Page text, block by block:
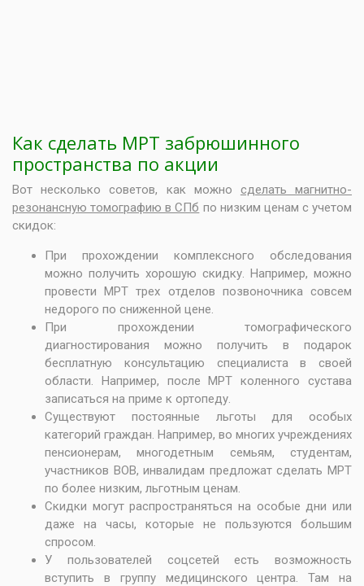
Как сделать МРТ забрюшинного
пространства по акции
Вот несколько советов, как можно сделать магнитно-
резонансную томографию в СПб по низким ценам с учетом
скидок:
При прохождении комплексного обследования
можно получить хорошую скидку. Например, можно
провестиМРТ трех отделов позвоночника совсем
недорого по сниженной цене.
При прохождении томографического
диагностирования можно получить в подарок
бесплатную консультацию специалиста в своей
области. Например, послеМРТ коленного сустава
записаться на приме к ортопеду.
Существуют постоянные льготы для особых
категорий граждан. Например, во многих учреждениях
пенсионерам, многодетным семьям, студентам,
участников ВОВ, инвалидам предложат сделать МРТ
по более низким, льготным ценам.
Скидки могут распространяться на особые дни или
даже на часы, которые не пользуются большим
спросом.
У пользователей соцсетей есть возможность
вступить в группу медицинского центра. Там на